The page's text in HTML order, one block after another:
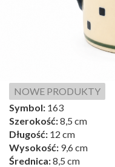
NOWE PRODUKTY
Symbol: 163
Szerokość:8,5 cm
Długość: 12 cm
Wysokość: 9,6 cm
Średnica:8,5 cm